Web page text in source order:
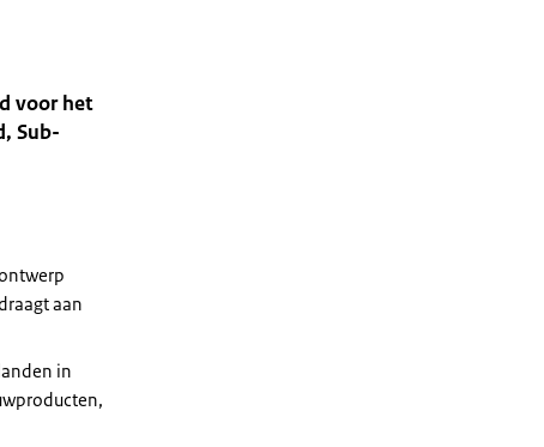
voor het
Sub-
aan
in